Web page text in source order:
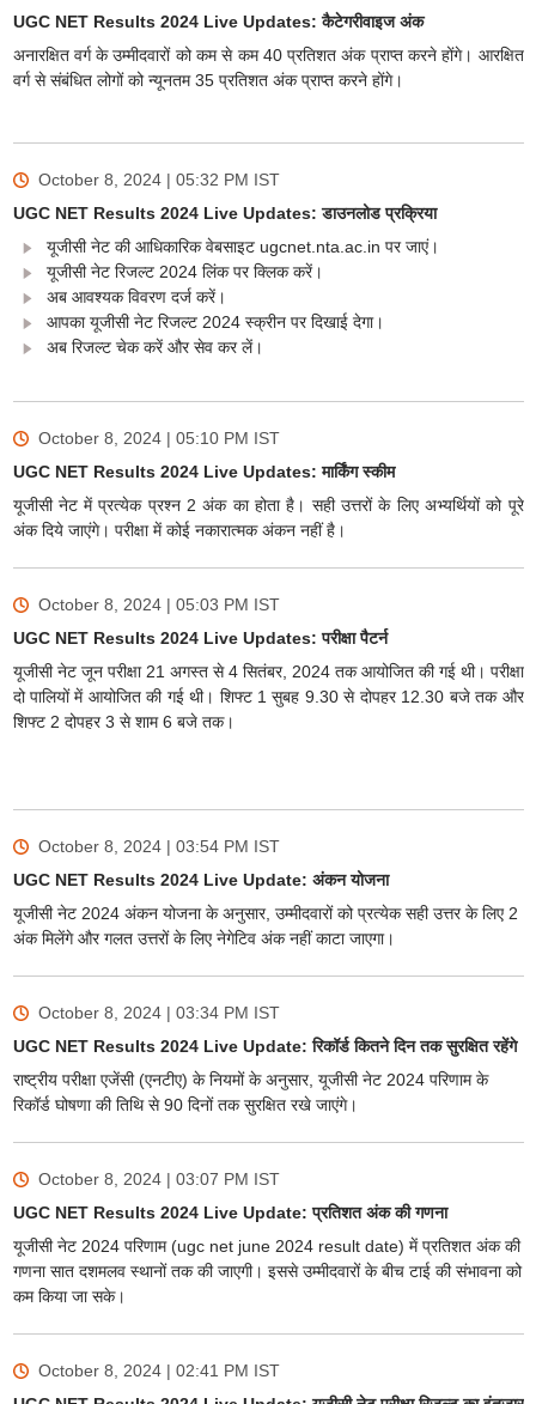
UGC NET Results 2024 Live Updates: कैटेगरीवाइज अंक
अनारक्षित वर्ग के उम्मीदवारों को कम से कम 40 प्रतिशत अंक प्राप्त करने होंगे। आरक्षित
वर्ग से संबंधित लोगों को न्यूनतम 35 प्रतिशत अंक प्राप्त करने होंगे।
October 8, 2024 | 05:32 PM IST
UGC NET Results 2024 Live Updates: डाउनलोड प्रक्रिया
यूजीसी नेट की आधिकारिक वेबसाइट ugcnet.nta.ac.in पर जाएं।
यूजीसी नेट रिजल्ट 2024 लिंक पर क्लिक करें।
अब आवश्यक विवरण दर्ज करें।
आपका यूजीसी नेट रिजल्ट 2024 स्क्रीन पर दिखाई देगा।
अब रिजल्ट चेक करें और सेव कर लें।
October 8, 2024 | 05:10 PM IST
UGC NET Results 2024 Live Updates: मार्किंग स्कीम
यूजीसी नेट में प्रत्येक प्रश्न 2 अंक का होता है। सही उत्तरों के लिए अभ्यर्थियों को पूरे
अंक दिये जाएंगे। परीक्षा में कोई नकारात्मक अंकन नहीं है।
October 8, 2024 | 05:03 PM IST
UGC NET Results 2024 Live Updates: परीक्षा पैटर्न
यूजीसी नेट जून परीक्षा 21 अगस्त से 4 सितंबर, 2024 तक आयोजित की गई थी। परीक्षा
दो पालियों में आयोजित की गई थी। शिफ्ट 1 सुबह 9.30 से दोपहर 12.30 बजे तक और
शिफ्ट 2 दोपहर 3 से शाम 6 बजे तक।
October 8, 2024 | 03:54 PM IST
UGC NET Results 2024 Live Update: अंकन योजना
यूजीसी नेट 2024 अंकन योजना के अनुसार, उम्मीदवारों को प्रत्येक सही उत्तर के लिए 2
अंक मिलेंगे और गलत उत्तरों के लिए नेगेटिव अंक नहीं काटा जाएगा।
October 8, 2024 | 03:34 PM IST
UGC NET Results 2024 Live Update: रिकॉर्ड कितने दिन तक सुरक्षित रहेंगे
राष्ट्रीय परीक्षा एजेंसी (एनटीए) के नियमों के अनुसार, यूजीसी नेट 2024 परिणाम के
रिकॉर्ड घोषणा की तिथि से 90 दिनों तक सुरक्षित रखे जाएंगे।
October 8, 2024 | 03:07 PM IST
UGC NET Results 2024 Live Update: प्रतिशत अंक की गणना
यूजीसी नेट 2024 परिणाम (ugc net june 2024 result date) में प्रतिशत अंक की
गणना सात दशमलव स्थानों तक की जाएगी। इससे उम्मीदवारों के बीच टाई की संभावना को
कम किया जा सके।
October 8, 2024 | 02:41 PM IST